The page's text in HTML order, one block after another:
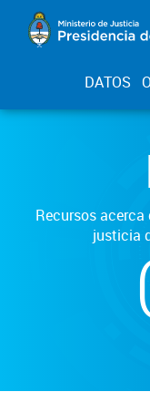
DATOS
Recursos
justicia